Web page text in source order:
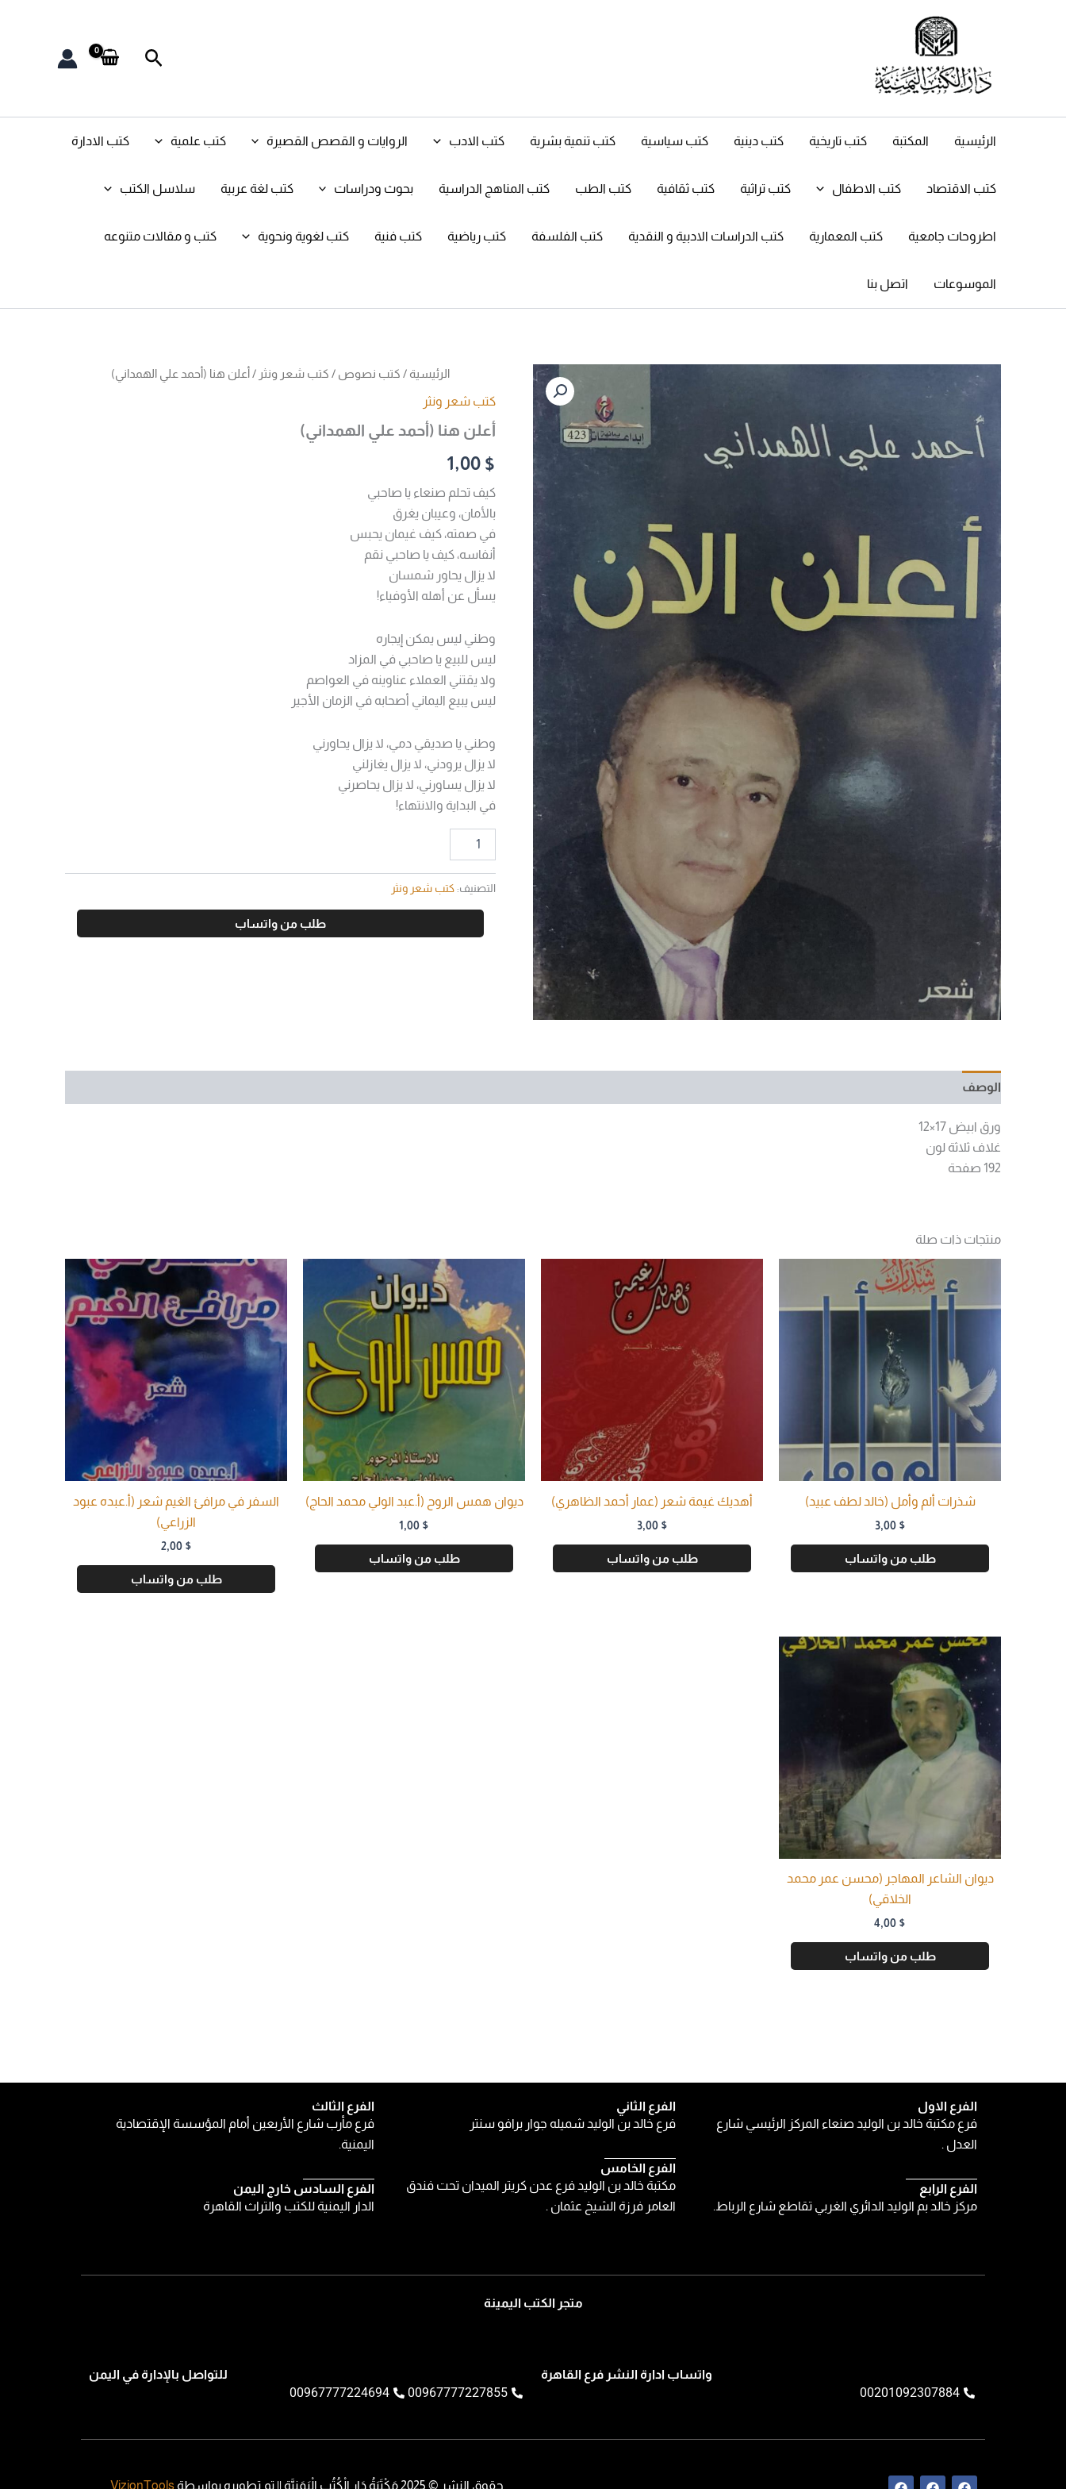
البحث
الرئيسية المكتبة كتب تاريخية كتب دينية كتب سياسية كتب تنمية بشرية كتب الادب الروايات و القصص القصيرة كتب علمية كتب الادارة
كتب الاقتصاد كتب الاطفال كتب تراثية كتب ثقافية كتب الطب كتب المناهج الدراسية بحوث ودراسات كتب لغة عربية سلاسل الكتب
اطروحات جامعية كتب المعمارية كتب الدراسات الادبية و النقدية كتب الفلسفة كتب رياضية كتب فنية كتب لغوية ونحوية كتب و مقالات متنوعه
الموسوعات اتصل بنا
الرئيسية / كتب نصوص / كتب شعر ونثر / أعلن هنا (أحمد علي الهمداني)
كتب شعر ونثر
أعلن هنا (أحمد علي الهمداني)
1,00 $
كيف تحلم صنعاء يا صاحبي
بالأمان، وعيبان يغرق
في صمته، كيف غيمان يحبس
أنفاسه، كيف يا صاحبي نقم
لا يزال يحاور شمسان
يسأل عن أهله الأوفياء!
وطني ليس يمكن إيجاره
ليس للبيع يا صاحبي في المزاد
ولا يقتني العملاء عناوينه في العواصم
ليس يبيع اليماني أصحابه في الزمان الأجير
وطني يا صديقي دمي، لا يزال يحاورني
لا يزال يرودني، لا يزال يغازلني
لا يزال يساورني، لا يزال يحاصرني
في البداية والانتهاء!
هنا
(أحمد
علي
التصنيف:كتب شعر ونثر
طلب من واتساب
الوصف
ورق ابيض 17×12
غلاف ثلاثة لون
192 صفحة
منتجات ذات صلة
شذرات ألم وأمل (خالد لطف عبيد)
3,00 $
طلب من واتساب
أهديك غيمة شعر (عمار أحمد الظاهري)
3,00 $
طلب من واتساب
ديوان همس الروح (أ.عبد الولي محمد الحاج)
1,00 $
طلب من واتساب
السفر في مرافئ الغيم شعر (أ.عبده عبود
الزراعي)
2,00 $
طلب من واتساب
ديوان الشاعر المهاجر (محسن عمر محمد
الخلاقي)
4,00 $
طلب من واتساب
الفرع الثالث
فرع مأرب شارع الأربعين أمام المؤسسة الإقتصادية
اليمنية.
الفرع السادس خارج اليمن
الدار اليمنية للكتب والتراث القاهرة
الفرع الثاني
فرع خالد بن الوليد شميله جوار برافو سنتر
الفرع الخامس
مكتبة خالد بن الوليد فرع عدن كريتر الميدان تحت فندق
العامر فرزة الشيخ عثمان .
الفرع الاول
فرع مكتبة خالد بن الوليد صنعاء المركز الرئيسي شارع
العدل .
الفرع الرابع
مركز خالد بم الوليد الدائري الغربي تقاطع شارع الرباط.
متجر الكتب اليمينة
واتساب ادارة النشر فرع القاهرة
00201092307884
للتواصل بالإدارة في اليمن
00967777227855
00967777224694
F
F
F
حقوق النشر © 2025 مَكْتَبَةُ دَار الْكُتُبِ الْيَمَنِيَّةِ || تم تطويره بواسطة VizionTools